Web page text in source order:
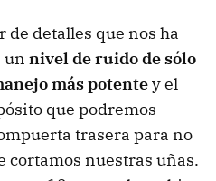
detalles que nos ha
un nivel de ruido de sólo
más potentey el
que podremos
trasera para no
cortamos nuestras uñas.